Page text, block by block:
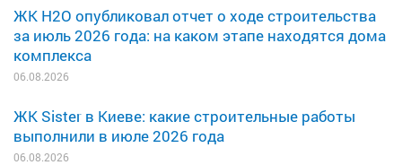
ЖК H2O опубликовал отчет о ходе строительства
за июль 2026 года: на каком этапе находятся дома
комплекса
06.08.2026
ЖК Sister в Киеве: какие строительные работы
выполнили в июле 2026 года
06.08.2026